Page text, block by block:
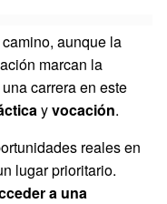
aunque la
marcan la
carrera en este
yvocación.
reales en
lugar prioritario.
a una